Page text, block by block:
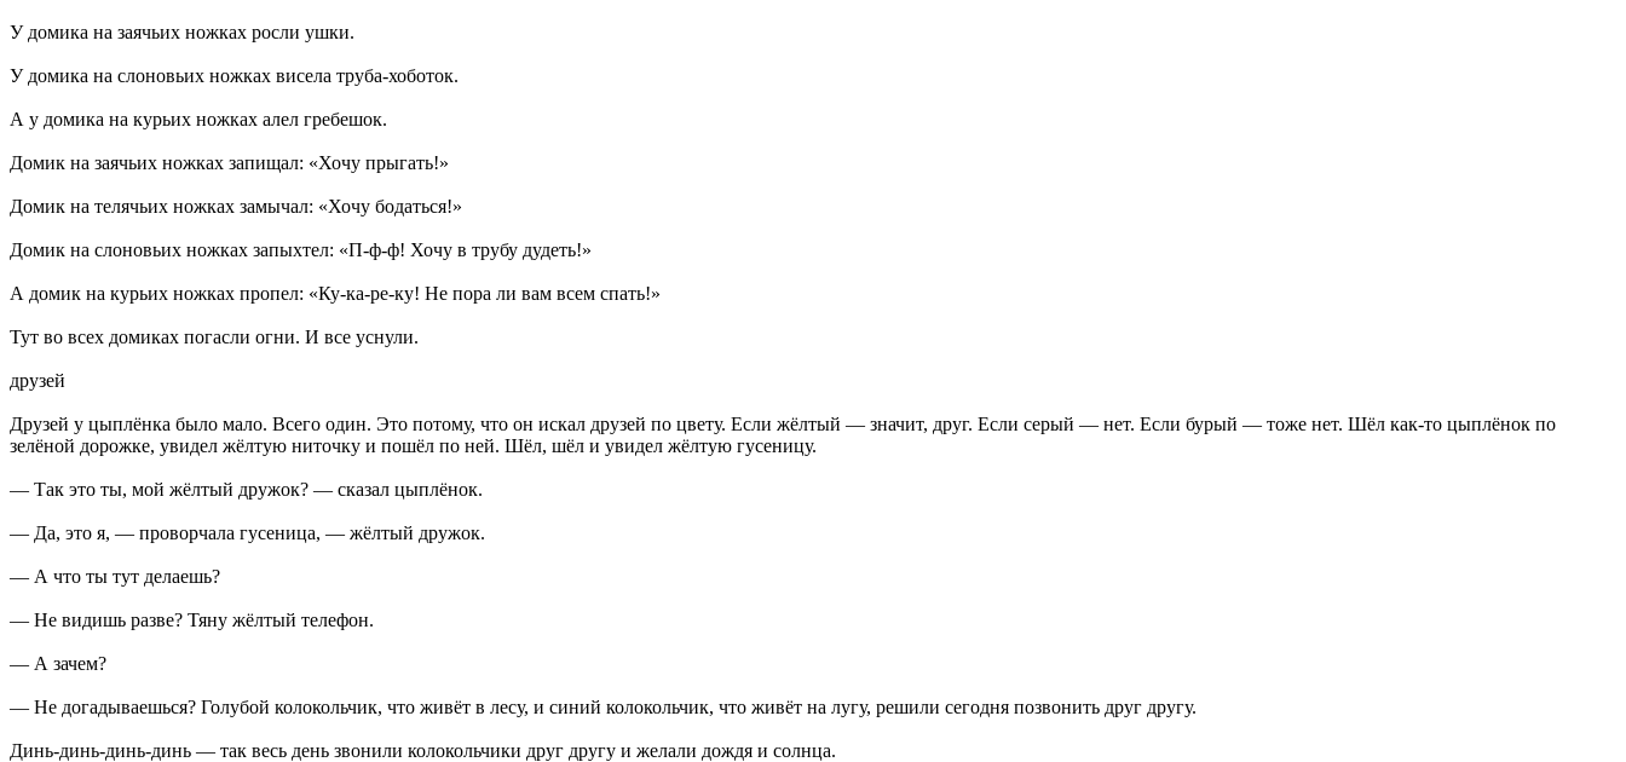
У домика на заячьих ножках росли ушки.
У домика на слоновьих ножках висела труба-хоботок.
А у домика на курьих ножках алел гребешок.
Домик на заячьих ножках запищал: «Хочу прыгать!»
Домик на телячьих ножках замычал: «Хочу бодаться!»
Домик на слоновьих ножках запыхтел: «П-ф-ф! Хочу в трубу дудеть!»
А домик на курьих ножках пропел: «Ку-ка-ре-ку! Не пора ли вам всем спать!»
Тут во всех домиках погасли огни. И все уснули.
друзей
Друзей у цыплёнка было мало. Всего один. Это потому, что он искал друзей по цвету. Если жёлтый — значит, друг. Если серый — нет. Если бурый — тоже нет. Шёл как-то цыплёнок по
зелёной дорожке, увидел жёлтую ниточку и пошёл по ней. Шёл, шёл и увидел жёлтую гусеницу.
— Так это ты, мой жёлтый дружок? — сказал цыплёнок.
— Да, это я, — проворчала гусеница, — жёлтый дружок.
— А что ты тут делаешь?
— Не видишь разве? Тяну жёлтый телефон.
— А зачем?
— Не догадываешься? Голубой колокольчик, что живёт в лесу, и синий колокольчик, что живёт на лугу, решили сегодня позвонить друг другу.
Динь-динь-динь-динь — так весь день звонили колокольчики друг другу и желали дождя и солнца.